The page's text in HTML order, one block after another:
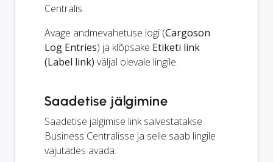
Centralis.
Avage andmevahetuse logi (Cargoson
Log Entries) ja klõpsake Etiketi link
(Label link) väljal olevale lingile.
Saadetise jälgimine
Saadetise jälgimise link salvestatakse
Business Centralisse ja selle saab lingile
vajutades avada.